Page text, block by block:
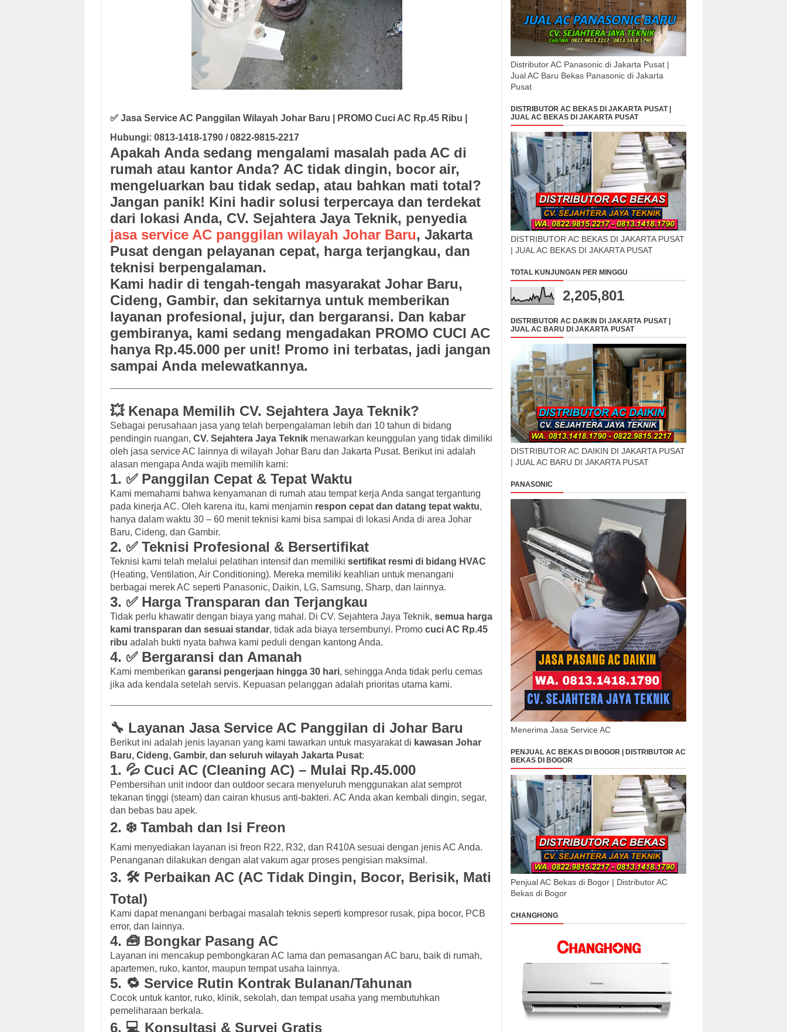
✅ Jasa Service AC Panggilan Wilayah Johar Baru | PROMO Cuci AC Rp.45 Ribu |
Hubungi: 0813-1418-1790 / 0822-9815-2217
Apakah Anda sedang mengalami masalah pada AC di
rumah atau kantor Anda? AC tidak dingin, bocor air,
mengeluarkan bau tidak sedap, atau bahkan mati total?
Jangan panik! Kini hadir solusi terpercaya dan terdekat
dari lokasi Anda, CV. Sejahtera Jaya Teknik, penyedia
jasa service AC panggilan wilayah Johar Baru, Jakarta
Pusat dengan pelayanan cepat, harga terjangkau, dan
teknisi berpengalaman.
Kami hadir di tengah-tengah masyarakat Johar Baru,
Cideng, Gambir, dan sekitarnya untuk memberikan
layanan profesional, jujur, dan bergaransi. Dan kabar
gembiranya, kami sedang mengadakan PROMO CUCI AC
hanya Rp.45.000 per unit! Promo ini terbatas, jadi jangan
sampai Anda melewatkannya.
💥 Kenapa Memilih CV. Sejahtera Jaya Teknik?
Sebagai perusahaan jasa yang telah berpengalaman lebih dari 10 tahun di bidang
pendingin ruangan, CV. Sejahtera Jaya Teknik menawarkan keunggulan yang tidak dimiliki
oleh jasa service AC lainnya di wilayah Johar Baru dan Jakarta Pusat. Berikut ini adalah
alasan mengapa Anda wajib memilih kami:
1. ✅ Panggilan Cepat & Tepat Waktu
Kami memahami bahwa kenyamanan di rumah atau tempat kerja Anda sangat tergantung
pada kinerja AC. Oleh karena itu, kami menjamin respon cepat dan datang tepat waktu,
hanya dalam waktu 30 – 60 menit teknisi kami bisa sampai di lokasi Anda di area Johar
Baru, Cideng, dan Gambir.
2. ✅ Teknisi Profesional & Bersertifikat
Teknisi kami telah melalui pelatihan intensif dan memiliki sertifikat resmi di bidang HVAC
(Heating, Ventilation, Air Conditioning). Mereka memiliki keahlian untuk menangani
berbagai merek AC seperti Panasonic, Daikin, LG, Samsung, Sharp, dan lainnya.
3. ✅ Harga Transparan dan Terjangkau
Tidak perlu khawatir dengan biaya yang mahal. Di CV. Sejahtera Jaya Teknik, semua harga
kami transparan dan sesuai standar, tidak ada biaya tersembunyi. Promo cuci AC Rp.45
ribu adalah bukti nyata bahwa kami peduli dengan kantong Anda.
4. ✅ Bergaransi dan Amanah
Kami memberikan garansi pengerjaan hingga 30 hari, sehingga Anda tidak perlu cemas
jika ada kendala setelah servis. Kepuasan pelanggan adalah prioritas utama kami.
🔧 Layanan Jasa Service AC Panggilan di Johar Baru
Berikut ini adalah jenis layanan yang kami tawarkan untuk masyarakat di kawasan Johar
Baru, Cideng, Gambir, dan seluruh wilayah Jakarta Pusat:
1. 💦 Cuci AC (Cleaning AC) – Mulai Rp.45.000
Pembersihan unit indoor dan outdoor secara menyeluruh menggunakan alat semprot
tekanan tinggi (steam) dan cairan khusus anti-bakteri. AC Anda akan kembali dingin, segar,
dan bebas bau apek.
2. ❄️ Tambah dan Isi Freon
Kami menyediakan layanan isi freon R22, R32, dan R410A sesuai dengan jenis AC Anda.
Penanganan dilakukan dengan alat vakum agar proses pengisian maksimal.
3. 🛠️ Perbaikan AC (AC Tidak Dingin, Bocor, Berisik, Mati
Total)
Kami dapat menangani berbagai masalah teknis seperti kompresor rusak, pipa bocor, PCB
error, dan lainnya.
4. 🧰 Bongkar Pasang AC
Layanan ini mencakup pembongkaran AC lama dan pemasangan AC baru, baik di rumah,
apartemen, ruko, kantor, maupun tempat usaha lainnya.
5. 🔁 Service Rutin Kontrak Bulanan/Tahunan
Cocok untuk kantor, ruko, klinik, sekolah, dan tempat usaha yang membutuhkan
pemeliharaan berkala.
6. 💻 Konsultasi & Survei Gratis
Distributor AC Panasonic di Jakarta Pusat |
Jual AC Baru Bekas Panasonic di Jakarta
Pusat
DISTRIBUTOR AC BEKAS DI JAKARTA PUSAT |
JUAL AC BEKAS DI JAKARTA PUSAT
DISTRIBUTOR AC BEKAS DI JAKARTA PUSAT
| JUAL AC BEKAS DI JAKARTA PUSAT
TOTAL KUNJUNGAN PER MINGGU
2,205,801
DISTRIBUTOR AC DAIKIN DI JAKARTA PUSAT |
JUAL AC BARU DI JAKARTA PUSAT
DISTRIBUTOR AC DAIKIN DI JAKARTA PUSAT
| JUAL AC BARU DI JAKARTA PUSAT
PANASONIC
Menerima Jasa Service AC
PENJUAL AC BEKAS DI BOGOR | DISTRIBUTOR AC
BEKAS DI BOGOR
Penjual AC Bekas di Bogor | Distributor AC
Bekas di Bogor
CHANGHONG